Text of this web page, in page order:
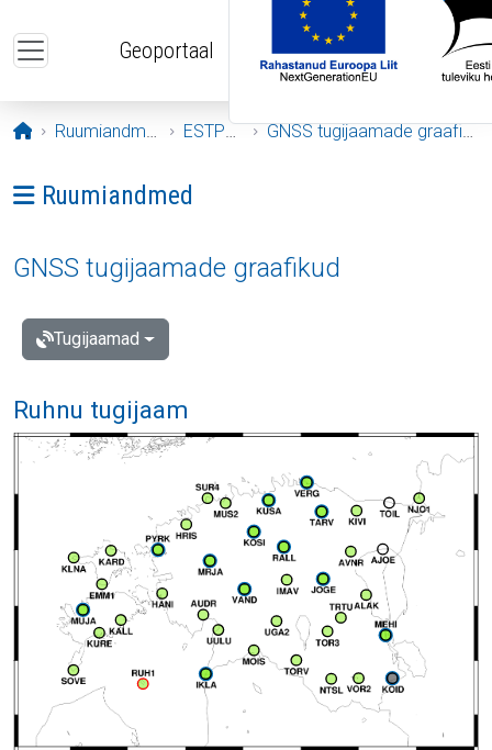
Geoportaal
Avaleht
Ruumiandmed ESTPOS GNSS tugijaamade graafikud
Ava menüü: Ruumiandmed
Ruumiandmed
GNSS tugijaamade graafikud
Tugijaamad
Ruhnu tugijaam